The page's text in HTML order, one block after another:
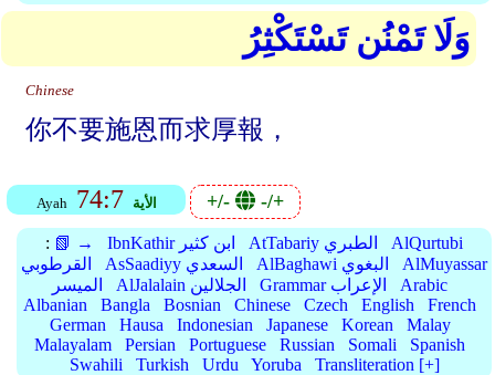
وَلَا تَمْنُن تَسْتَكْثِرُ
Chinese
你不要施恩而求厚報，
Ayah 74:7 الأية +/- -/+
: 📗 → IbnKathir ابن كثير AtTabariy الطبري
AlQurtubi
القرطوبي
AsSaadiyy السعدي AlBaghawi البغوي
AlMuyassar
الميسر
AlJalalain الجلالين Grammar الإعراب
Arabic
Albanian
Bangla Bosnian Chinese Czech English
French
German
Hausa Indonesian Japanese Korean
Malay
Malayalam
Persian Portuguese Russian Somali
Spanish
Swahili
Turkish Urdu Yoruba Transliteration [+]